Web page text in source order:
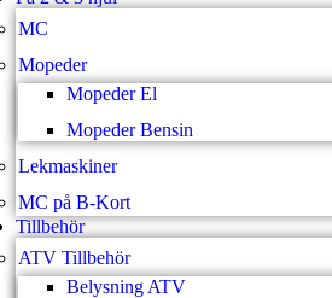
MC
Mopeder
Mopeder El
Mopeder Bensin
Lekmaskiner
MC på B-Kort
Tillbehör
ATV Tillbehör
Belysning ATV